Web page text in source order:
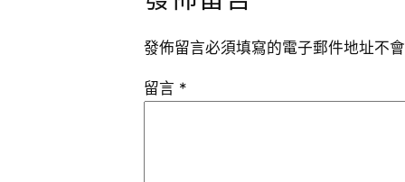
發佈留言必須填寫的電子郵件地址不
留言 *